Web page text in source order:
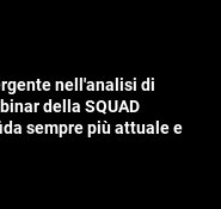
nell'analisi di
della SQUAD
sempre più attuale e